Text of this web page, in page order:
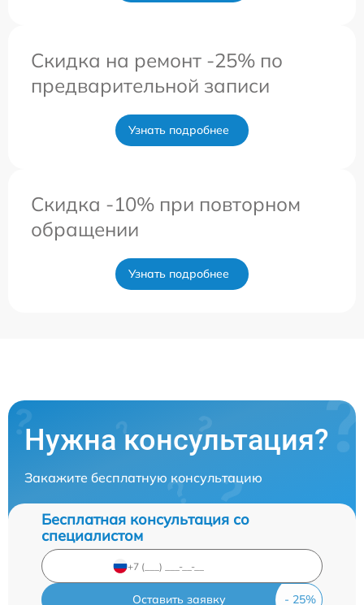
Скидка на ремонт -25% по
предварительной записи
Узнать подробнее
Скидка -10% при повторном
обращении
Узнать подробнее
Нужна консультация?
Закажите бесплатную консультацию
Бесплатная консультация со
специалистом
Оставить заявку